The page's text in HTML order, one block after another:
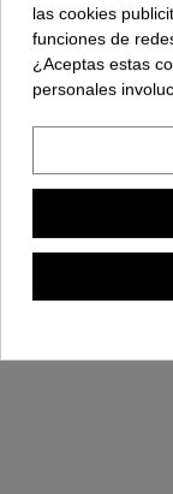
las cookies
funciones de
¿Aceptas estas
personales